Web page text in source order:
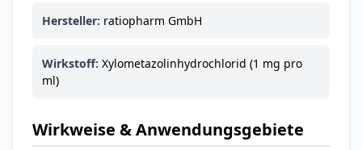
Hersteller: ratiopharm GmbH
Wirkstoff: Xylometazolinhydrochlorid (1 mg pro
ml)
Wirkweise & Anwendungsgebiete